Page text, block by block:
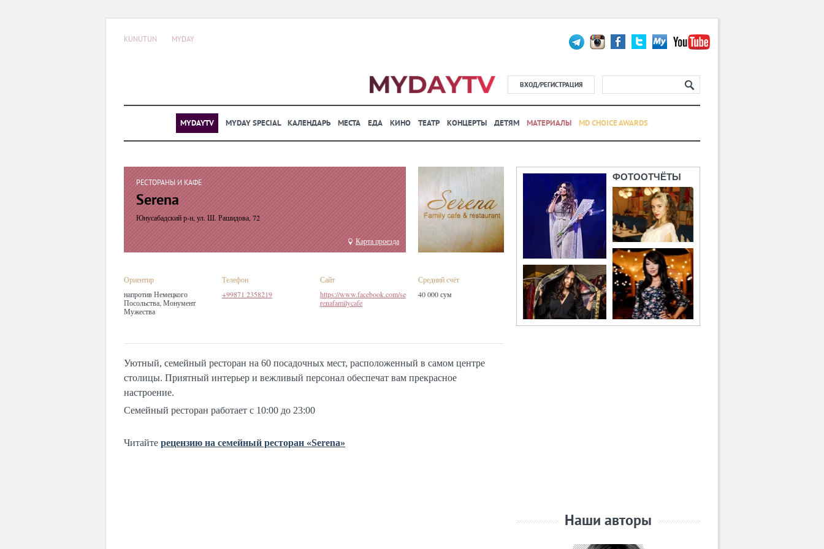
KUNUTUN MYDAY
ВХОД/РЕГИСТРАЦИЯ
MYDAYTV MYDAY SPECIAL КАЛЕНДАРЬ МЕСТА ЕДА КИНО ТЕАТР КОНЦЕРТЫ ДЕТЯМ МАТЕРИАЛЫ MD CHOICE AWARDS
РЕСТОРАНЫ И КАФЕ
Serena
Юнусабадский р-н, ул. Ш. Рашидова, 72
Карта проезда
Ориентир
напротив Немецкого
Посольства, Монумент
Мужества
Телефон
+99871 2358219
Сайт
https://www.facebook.com/se
renafamilycafe
Средний счёт
40 000 сум
Уютный, семейный ресторан на 60 посадочных мест, расположенный в самом центре
столицы. Приятный интерьер и вежливый персонал обеспечат вам прекрасное
настроение.
Семейный ресторан работает с 10:00 до 23:00
Читайте рецензию на семейный ресторан «Serena»
ФОТООТЧЁТЫ
Наши авторы